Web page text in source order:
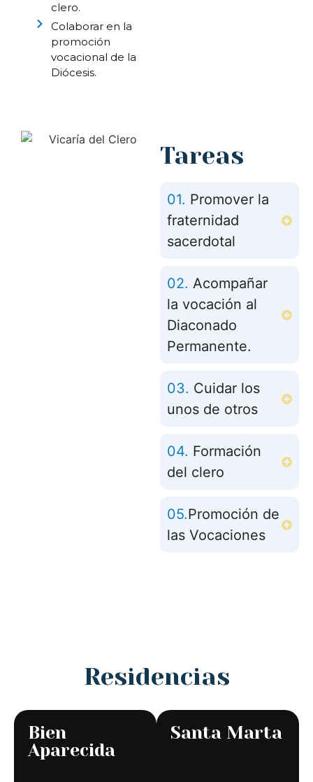
clero.
Colaborar en la
promoción
vocacional de la
Diócesis.
Tareas
01. Promover la
fraternidad
sacerdotal
02. Acompañar
la vocación al
Diaconado
Permanente.
03. Cuidar los
unos de otros
04. Formación
del clero
05.Promoción de
las Vocaciones
Residencias
Bien
Aparecida
Santa Marta